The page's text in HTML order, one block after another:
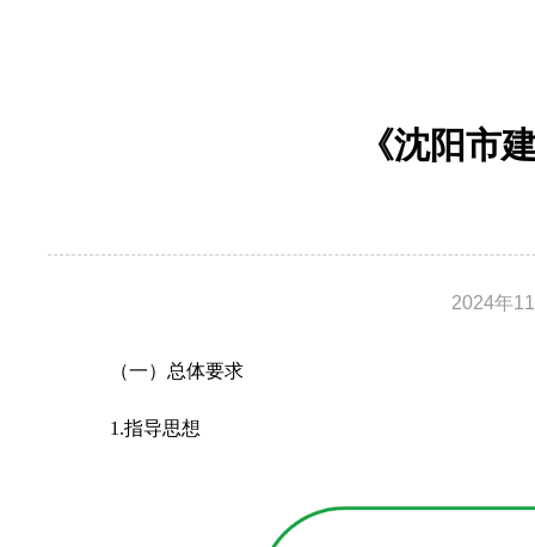
《沈阳市
2024年
（一）总体要求
1.指导思想